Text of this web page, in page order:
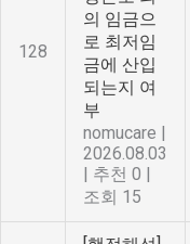
128
의 임금으
로 최저임
금에 산입
되는지 여
부
nomucare |
2026.08.03
| 추천 0 |
조회 15